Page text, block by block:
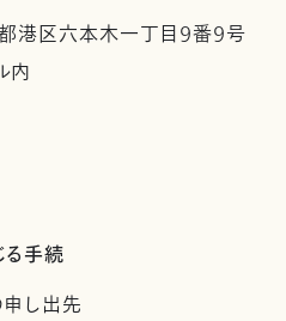
区六本木一丁目９番９号
内
手続
し出先